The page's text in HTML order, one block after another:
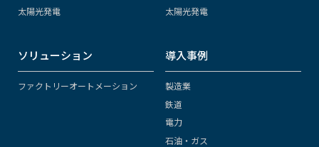
太陽光発電
太陽光発電
ソリューション
ファクトリーオートメーション
導入事例
製造業
鉄道
電力
石油・ガス